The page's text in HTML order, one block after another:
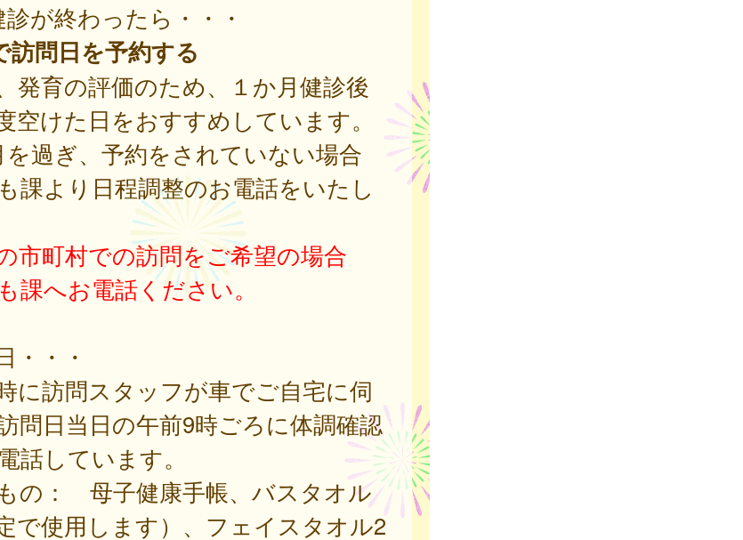
が終わったら・・・
訪問日を予約する
発育の評価のため、１か月健診後
空けた日をおすすめしています。
を過ぎ、予約をされていない場合
課より日程調整のお電話をいたし
市町村での訪問をご希望の場合
課へお電話ください。
・・・
に訪問スタッフが車でご自宅に伺
問日当日の午前9時ごろに体調確認
話しています。
の： 母子健康手帳、バスタオル
で使用します）、フェイスタオル2